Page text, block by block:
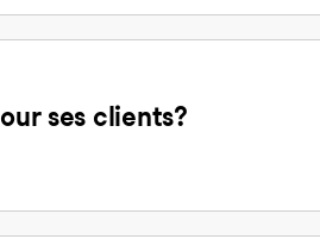
ses clients?